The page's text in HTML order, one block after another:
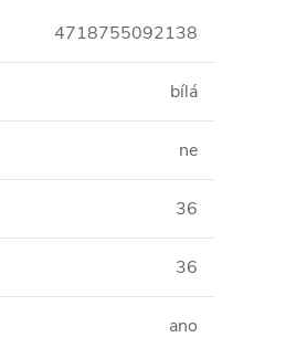
4718755092138
bílá
ne
36
36
ano